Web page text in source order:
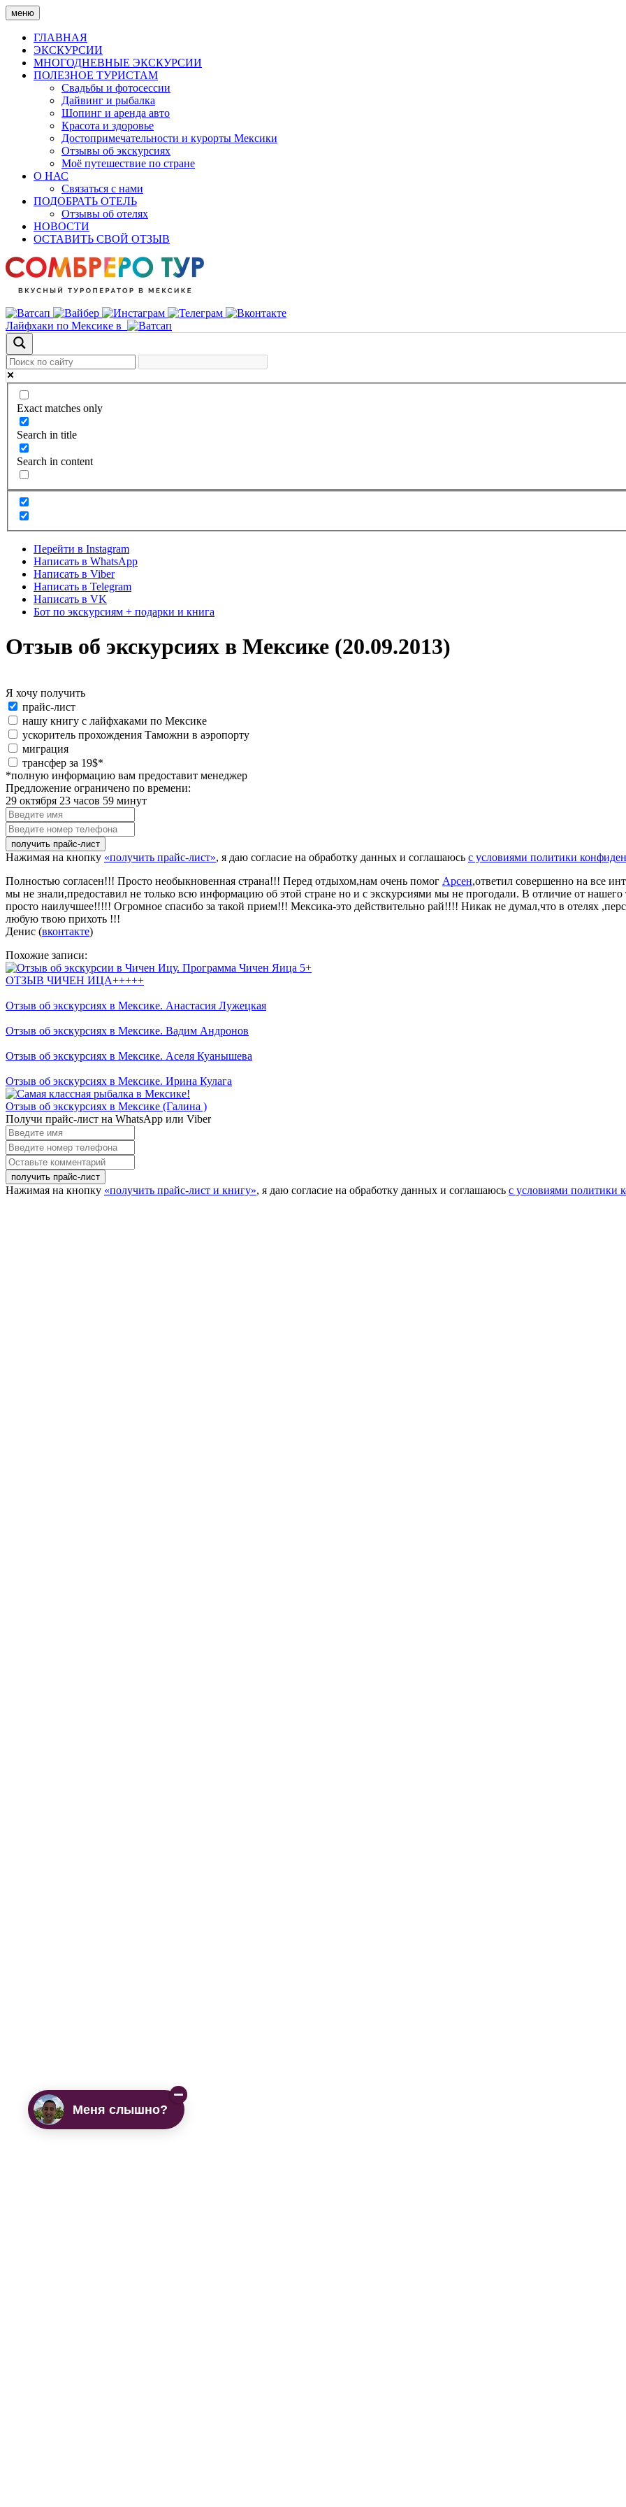
Skip
to
content
меню
ГЛАВНАЯ
ЭКСКУРСИИ
МНОГОДНЕВНЫЕ ЭКСКУРСИИ
ПОЛЕЗНОЕ ТУРИСТАМ
Свадьбы и фотосессии
Дайвинг и рыбалка
Шопинг и аренда авто
Красота и здоровье
Достопримечательности и курорты Мексики
Отзывы об экскурсиях
Моё путешествие по стране
О НАС
Связаться с нами
ПОДОБРАТЬ ОТЕЛЬ
Отзывы об отелях
НОВОСТИ
ОСТАВИТЬ СВОЙ ОТЗЫВ
Лайфхаки по Мексике в
Exact matches only
Search in title
Search in content
Перейти в Instagram
Написать в WhatsApp
Написать в Viber
Написать в Telegram
Написать в VK
Бот по экскурсиям + подарки и книга
Отзыв об экскурсиях в Мексике (20.09.2013)
Я хочу получить
Я
хочу
получить:
прайс-лист
нашу книгу с лайфхаками по Мексике
ускоритель прохождения Таможни в аэропорту
миграция
special_offer2
трансфер за 19$*
*полную информацию вам предоставит менеджер
Предложение ограничено по времени:
29 октября 23 часов 59 минут
Введите
имя
Введите
номер
телефона
Нажимая на кнопку «получить прайс-лист», я даю согласие на обработку данных и соглашаюсь с условиями политики
Полностью согласен!!! Просто необыкновенная страна!!! Перед отдыхом,нам очень помог Арсен,ответил совершенно на все
мы не знали,предоставил не только всю информацию об этой стране но и с экскурсиями мы не прогодали. В отличие от нашего
просто наилучшее!!!!! Огромное спасибо за такой прием!!! Мексика-это действительно рай!!!! Никак не думал,что в отелях
любую твою прихоть !!!
Денис (вконтакте)
Похожие записи:
ОТЗЫВ ЧИЧЕН ИЦА+++++
Отзыв об экскурсиях в Мексике. Анастасия Лужецкая
Отзыв об экскурсиях в Мексике. Вадим Андронов
Отзыв об экскурсиях в Мексике. Аселя Куанышева
Отзыв об экскурсиях в Мексике. Ирина Кулага
Отзыв об экскурсиях в Мексике (Галина )
Получи прайс-лист на WhatsApp или Viber
Введите
имя
Введите
номер
телефона
Оставьте
комментарий
Нажимая на кнопку «получить прайс-лист и книгу», я даю согласие на обработку данных и соглашаюсь с условиями политики
Меня слышно?